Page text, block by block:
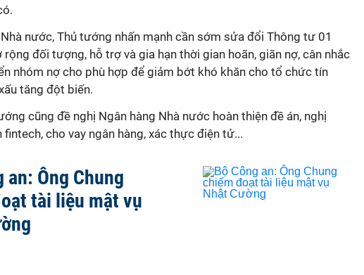
nước, Thủ tướng nhấn mạnh cần sớm sửa đổi Thông tư 01
đối tượng, hỗ trợ và gia hạn thời gian hoãn, giãn nợ, cân nhắc
nhóm nợ cho phù hợp để giảm bớt khó khăn cho tổ chức tín
tăng đột biến.
cũng đề nghị Ngân hàng Nhà nước hoàn thiện đề án, nghị
fintech, cho vay ngân hàng, xác thực điện tử...
an: Ông Chung
tài liệu mật vụ